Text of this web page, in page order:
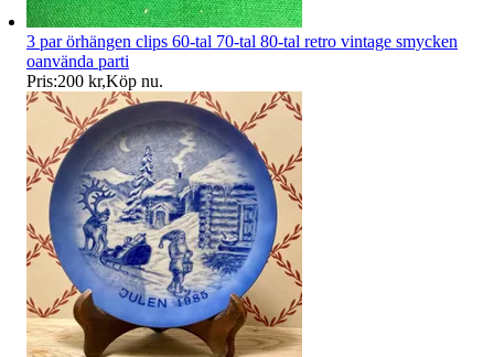
3 par örhängen clips 60-tal 70-tal 80-tal retro vintage smycken
oanvända parti
Pris:200 kr,Köp nu.